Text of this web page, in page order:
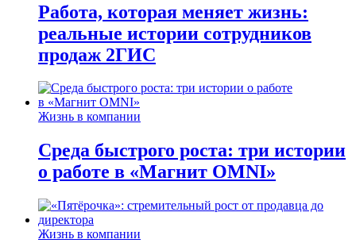
Работа, которая меняет жизнь:
реальные истории сотрудников
продаж 2ГИС
Жизнь в компании
Среда быстрого роста: три истории
о работе в «Магнит OMNI»
Жизнь в компании